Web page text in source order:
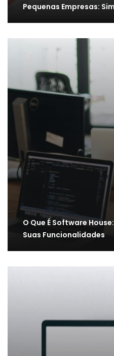
Pequenas Empresas:
O Que É Software
Suas Funcionalidades